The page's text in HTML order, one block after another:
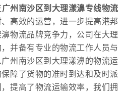
广州南沙区到大理漾濞专线物流
高效的运营，进一步提高港邦
物流品牌竞争力，公司在大理
并备有专业的物流工作人员与
州南沙区到大理漾濞的物流运
障了货物的准时到达和及时派
提高了物流运输效率，我们拥